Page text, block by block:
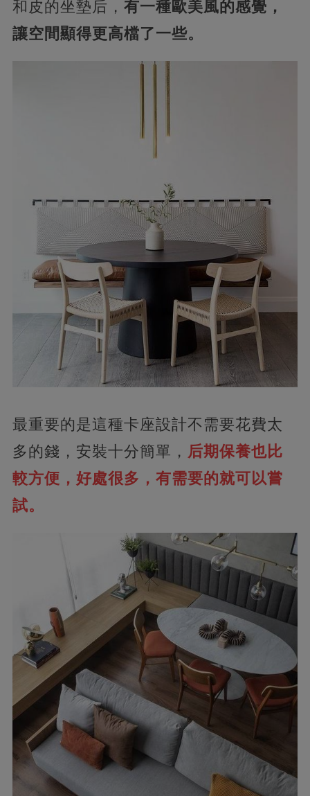
和皮的坐墊后， 有一種歐美風的感覺，
讓空間顯得更高檔了一些。
最重要的是這種卡座設計不需要花費太
多的錢，安裝十分簡單， 后期保養也比
較方便，好處很多，有需要的就可以嘗
試。